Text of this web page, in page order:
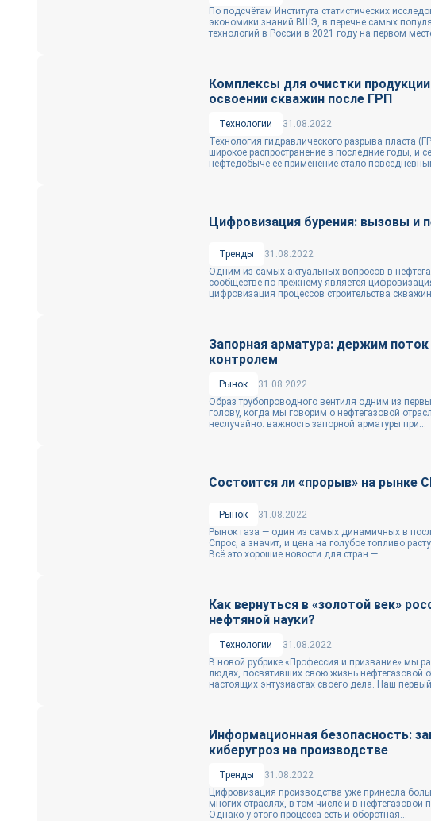
По подсчётам Института статистических
экономики знаний ВШЭ, в перечне самых
технологий в России в 2021 году на первом
Комплексы для очистки
освоении скважин после ГРП
Технологии
31.08.2022
Технология гидравлического разрыва пласта
широкое распространение в последние годы, и
нефтедобыче её применение стало
Цифровизация бурения: вызовы и
Тренды
31.08.2022
Одним из самых актуальных вопросов в
сообществе по-прежнему является
цифровизация процессов строительства
Запорная арматура: держим
контролем
Рынок
31.08.2022
Образ трубопроводного вентиля одним из
голову, когда мы говорим о нефтегазовой
неслучайно: важность запорной арматуры при...
Состоится ли «прорыв» на рынке
Рынок
31.08.2022
Рынок газа — один из самых динамичных в
Спрос, а значит, и цена на голубое топливо
Всё это хорошие новости для стран —...
Как вернуться в «золотой век»
нефтяной науки?
Технологии
31.08.2022
В новой рубрике «Профессия и призвание» мы
людях, посвятивших свою жизнь нефтегазовой
настоящих энтузиастах своего дела. Наш
Информационная безопасность:
киберугроз на производстве
Тренды
31.08.2022
Цифровизация производства уже принесла
многих отраслях, в том числе и в нефтегазовой
Однако у этого процесса есть и оборотная...